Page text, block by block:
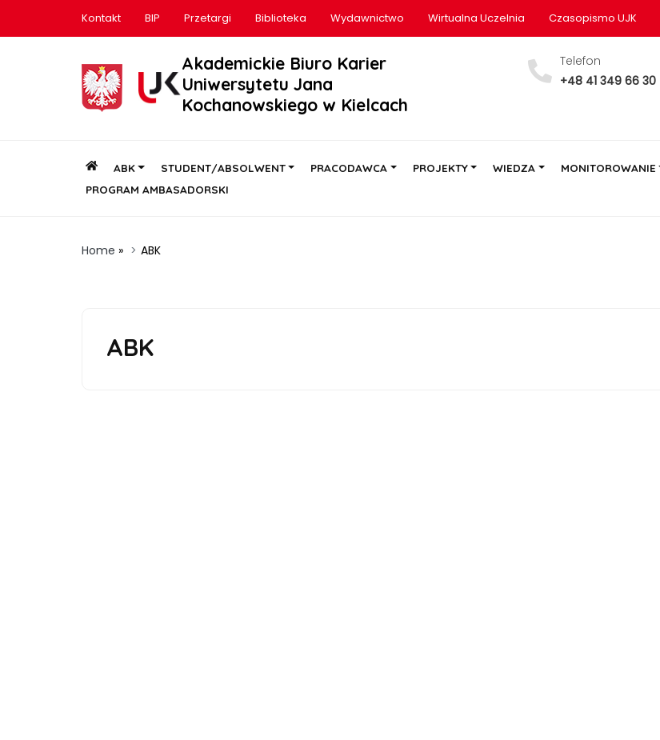
Kontakt BIP Przetargi Biblioteka Wydawnictwo Wirtualna Uczelnia Czasopismo UJK
Akademickie Biuro Karier
Uniwersytetu Jana
Kochanowskiego w Kielcach
Telefon
+48 41 349 66 30
ABK STUDENT/ABSOLWENT PRACODAWCA PROJEKTY WIEDZA MONITOROWANIE
PROGRAM AMBASADORSKI
Home » ABK
ABK